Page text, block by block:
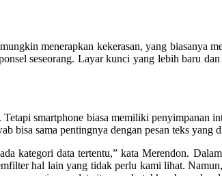
menerapkan kekerasan, yang biasanya
seseorang. Layar kunci yang lebih baru
smartphone biasa memiliki
bisa sama pentingnya dengan pesan teks
kategori data tertentu,” kata Merendon.
hal lain yang tidak perlu kami lihat.